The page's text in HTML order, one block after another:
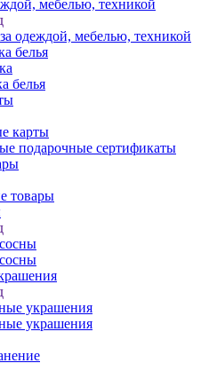
мебелью, техникой
одеждой, мебелью, техникой
белья
белья
карты
подарочные сертификаты
товары
украшения
украшения